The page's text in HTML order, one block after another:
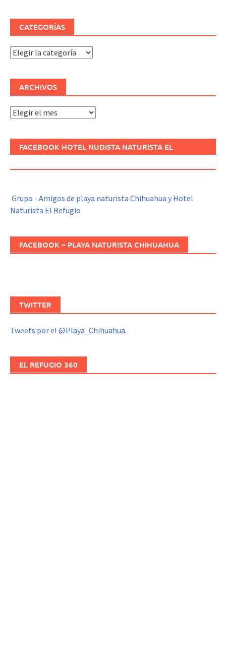
CATEGORÍAS
Categorías
ARCHIVOS
Archivos
FACEBOOK HOTEL NUDISTA NATURISTA EL
Grupo - Amigos de playa naturista Chihuahua y Hotel
Naturista El Refugio
FACEBOOK – PLAYA NATURISTA CHIHUAHUA
TWITTER
Tweets por el @Playa_Chihuahua.
EL REFUGIO 360